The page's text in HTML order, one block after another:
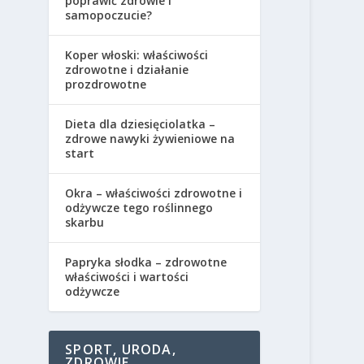
samopoczucie?
Koper włoski: właściwości
zdrowotne i działanie
prozdrowotne
Dieta dla dziesięciolatka –
zdrowe nawyki żywieniowe na
start
Okra – właściwości zdrowotne i
odżywcze tego roślinnego
skarbu
Papryka słodka – zdrowotne
właściwości i wartości
odżywcze
SPORT, URODA,